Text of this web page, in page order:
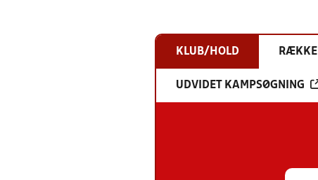
KLUB/HOLD RÆKKE
UDVIDET KAMPSØGNING